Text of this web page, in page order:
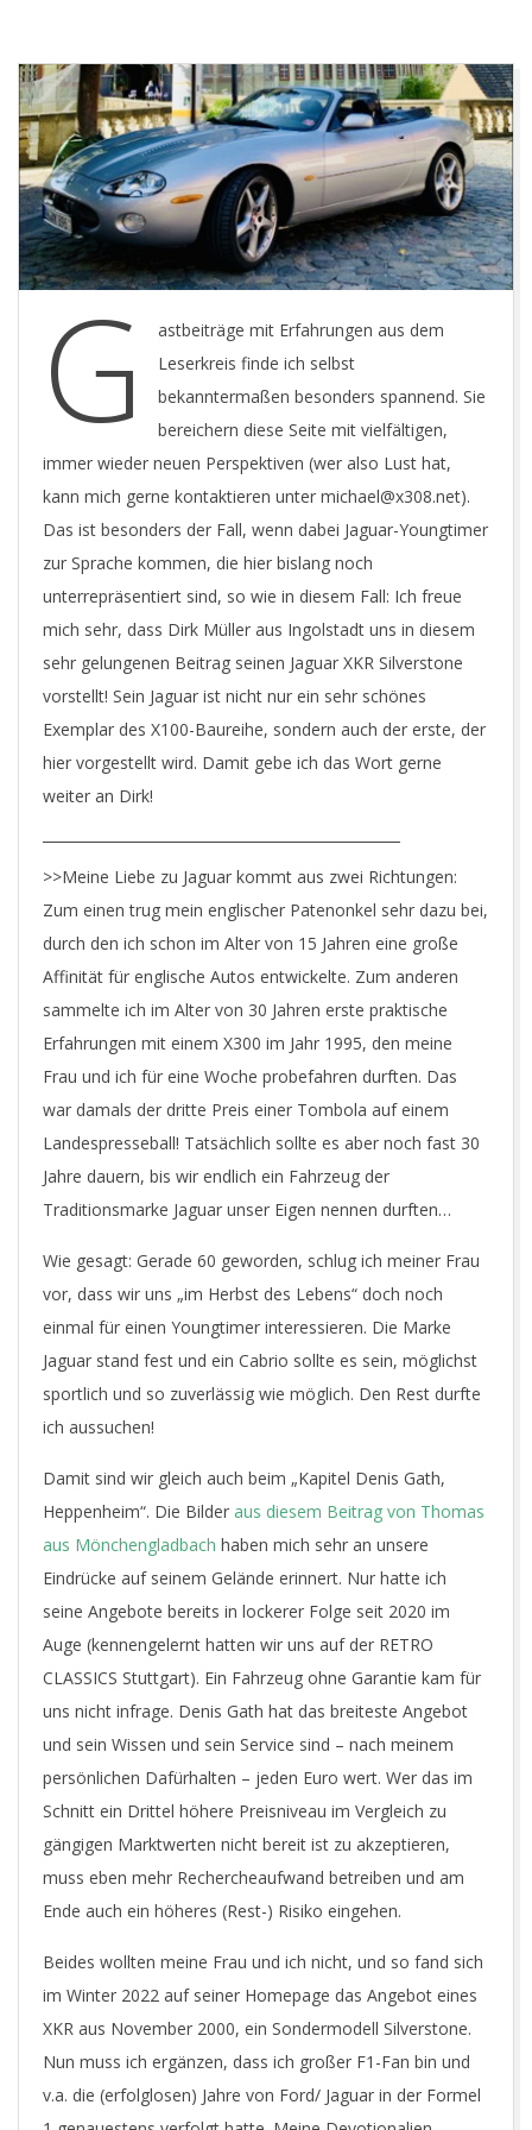
T
G
astbeiträge mit Erfahrungen aus dem
Leserkreis finde ich selbst
bekanntermaßen besonders spannend. Sie
bereichern diese Seite mit vielfältigen,
immer wieder neuen Perspektiven (wer also Lust hat,
kann mich gerne kontaktieren unter michael@x308.net).
Das ist besonders der Fall, wenn dabei Jaguar-Youngtimer
zur Sprache kommen, die hier bislang noch
unterrepräsentiert sind, so wie in diesem Fall: Ich freue
mich sehr, dass Dirk Müller aus Ingolstadt uns in diesem
sehr gelungenen Beitrag seinen Jaguar XKR Silverstone
vorstellt! Sein Jaguar ist nicht nur ein sehr schönes
Exemplar des X100-Baureihe, sondern auch der erste, der
hier vorgestellt wird. Damit gebe ich das Wort gerne
weiter an Dirk!
>>Meine Liebe zu Jaguar kommt aus zwei Richtungen:
Zum einen trug mein englischer Patenonkel sehr dazu bei,
durch den ich schon im Alter von 15 Jahren eine große
Affinität für englische Autos entwickelte. Zum anderen
sammelte ich im Alter von 30 Jahren erste praktische
Erfahrungen mit einem X300 im Jahr 1995, den meine
Frau und ich für eine Woche probefahren durften. Das
war damals der dritte Preis einer Tombola auf einem
Landespresseball! Tatsächlich sollte es aber noch fast 30
Jahre dauern, bis wir endlich ein Fahrzeug der
Traditionsmarke Jaguar unser Eigen nennen durften…
Wie gesagt: Gerade 60 geworden, schlug ich meiner Frau
vor, dass wir uns „im Herbst des Lebens“ doch noch
einmal für einen Youngtimer interessieren. Die Marke
Jaguar stand fest und ein Cabrio sollte es sein, möglichst
sportlich und so zuverlässig wie möglich. Den Rest durfte
ich aussuchen!
Damit sind wir gleich auch beim „Kapitel Denis Gath,
Heppenheim“. Die Bilder aus diesem Beitrag von Thomas
aus Mönchengladbach haben mich sehr an unsere
Eindrücke auf seinem Gelände erinnert. Nur hatte ich
seine Angebote bereits in lockerer Folge seit 2020 im
Auge (kennengelernt hatten wir uns auf der RETRO
CLASSICS Stuttgart). Ein Fahrzeug ohne Garantie kam für
uns nicht infrage. Denis Gath hat das breiteste Angebot
und sein Wissen und sein Service sind – nach meinem
persönlichen Dafürhalten – jeden Euro wert. Wer das im
Schnitt ein Drittel höhere Preisniveau im Vergleich zu
gängigen Marktwerten nicht bereit ist zu akzeptieren,
muss eben mehr Rechercheaufwand betreiben und am
Ende auch ein höheres (Rest-) Risiko eingehen.
Beides wollten meine Frau und ich nicht, und so fand sich
im Winter 2022 auf seiner Homepage das Angebot eines
XKR aus November 2000, ein Sondermodell Silverstone.
Nun muss ich ergänzen, dass ich großer F1-Fan bin und
v.a. die (erfolglosen) Jahre von Ford/ Jaguar in der Formel